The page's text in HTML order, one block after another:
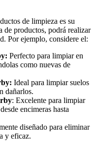
de limpieza es su
de productos, podrá realizar
Por ejemplo, considere el:
Perfecto para limpiar en
como nuevas de
Ideal para limpiar suelos
dañarlos.
: Excelente para limpiar
encimeras hasta
diseñado para eliminar
y eficaz.